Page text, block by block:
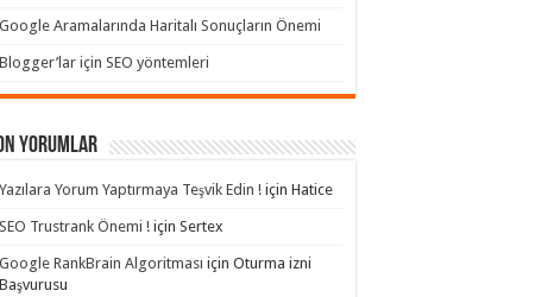
Google Aramalarında Haritalı Sonuçların Önemi
Blogger’lar için SEO yöntemleri
yorumlar
Yazılara Yorum Yaptırmaya Teşvik Edin ! için Hatice
SEO Trustrank Önemi ! için Sertex
Google RankBrain Algoritması için Oturma izni
Başvurusu